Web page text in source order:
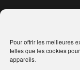
Pour offrir les meilleures
telles que les cookies
appareils.
COPYRIGHT © 2026 ·
LA SOCIÉTÉ